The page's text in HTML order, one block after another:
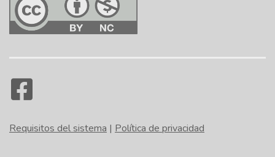
Requisitos del sistema | Política de privacidad